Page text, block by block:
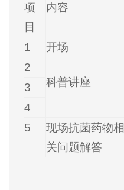
项
目
内容
1 开场
2
科普讲座
3
4
5
现场抗菌药物相
关问题解答